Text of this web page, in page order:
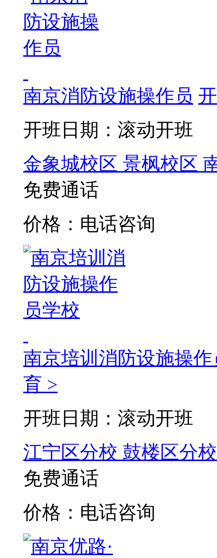
南京消防设施操作员
开班日期：滚动开班
金象城校区 景枫校区
免费通话
价格：电话咨询
南京培训消防设施操
育 >
开班日期：滚动开班
江宁区分校 鼓楼区分校
免费通话
价格：电话咨询